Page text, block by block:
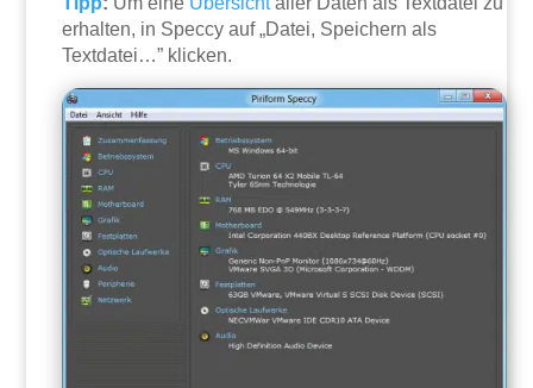
erhalten, in Speccy auf „Datei, Speichern als
Textdatei…” klicken.